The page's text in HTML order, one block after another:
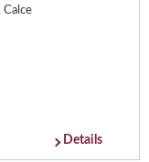
Calce
Details